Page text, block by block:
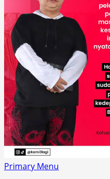
Primary Menu